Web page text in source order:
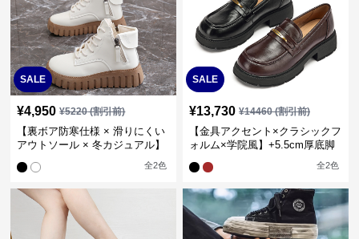
SALE
¥4,950 ¥5220(割引前)
【裏ボア防寒仕様 × 滑りにくい
アウトソール × 冬カジュアル】
+4cm厚底 防寒ハイカットスニ
ーカー
全2色
SALE
¥13,730 ¥14460(割引前)
【金具アクセント×クラシックフ
ォルム×学院風】+5.5cm厚底脚
全2色